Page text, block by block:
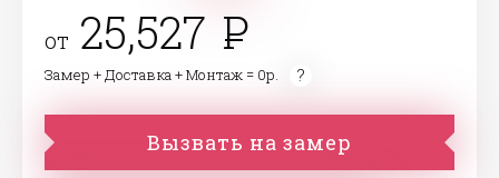
от 25,527
Замер + Доставка + Монтаж = 0р.
Вызвать на замер